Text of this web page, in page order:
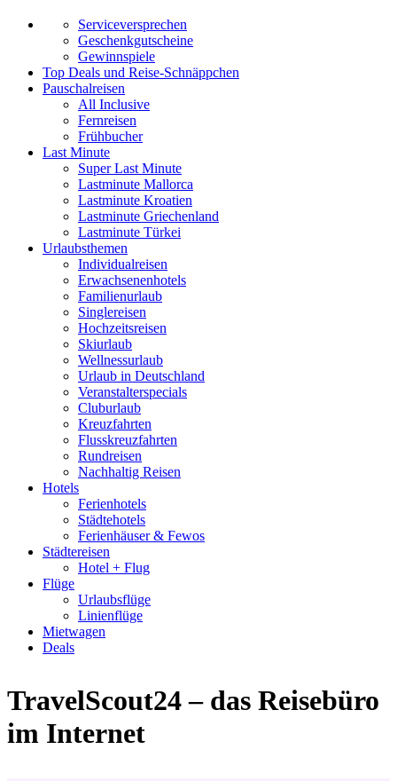
Serviceversprechen
Geschenkgutscheine
Gewinnspiele
Top Deals und Reise-Schnäppchen
Pauschalreisen
All Inclusive
Fernreisen
Frühbucher
Last Minute
Super Last Minute
Lastminute Mallorca
Lastminute Kroatien
Lastminute Griechenland
Lastminute Türkei
Urlaubsthemen
Individualreisen
Erwachsenenhotels
Familienurlaub
Singlereisen
Hochzeitsreisen
Skiurlaub
Wellnessurlaub
Urlaub in Deutschland
Veranstalterspecials
Cluburlaub
Kreuzfahrten
Flusskreuzfahrten
Rundreisen
Nachhaltig Reisen
Hotels
Ferienhotels
Städtehotels
Ferienhäuser & Fewos
Städtereisen
Hotel + Flug
Flüge
Urlaubsflüge
Linienflüge
Mietwagen
Deals
TravelScout24 – das Reisebüro
im Internet